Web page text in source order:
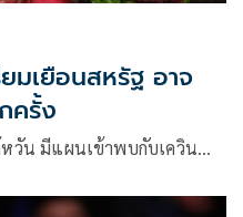
มเยือนสหรัฐ อาจ
ครั้ง
หวัน มีแผนเข้าพบกับเควิน…